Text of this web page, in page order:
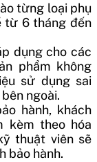
từng loại phụ
từ 6 tháng đến
dụng cho các
phẩm không
sử dụng sai
ngoài.
hành, khách
kèm theo hóa
thuật viên sẽ
bảo hành.